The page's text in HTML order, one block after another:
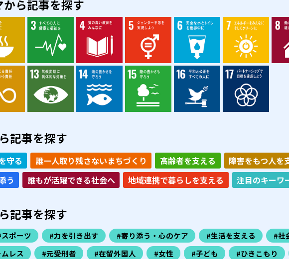
から記事を探す
記事を探す
守る 誰一人取り残さないまちづくり 高齢者を支える 障害をもつ人を
う
誰もが活躍できる社会へ 地域連携で暮らしを支える 注目のキーワ
記事を探す
ポーツ #力を引き出す #寄り添う・心のケア #生活を支える #社
レス #元受刑者 #在留外国人 #女性 #子ども #ひきこもり